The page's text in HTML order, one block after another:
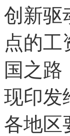
创新驱
点的工
国之
现印发
各地区